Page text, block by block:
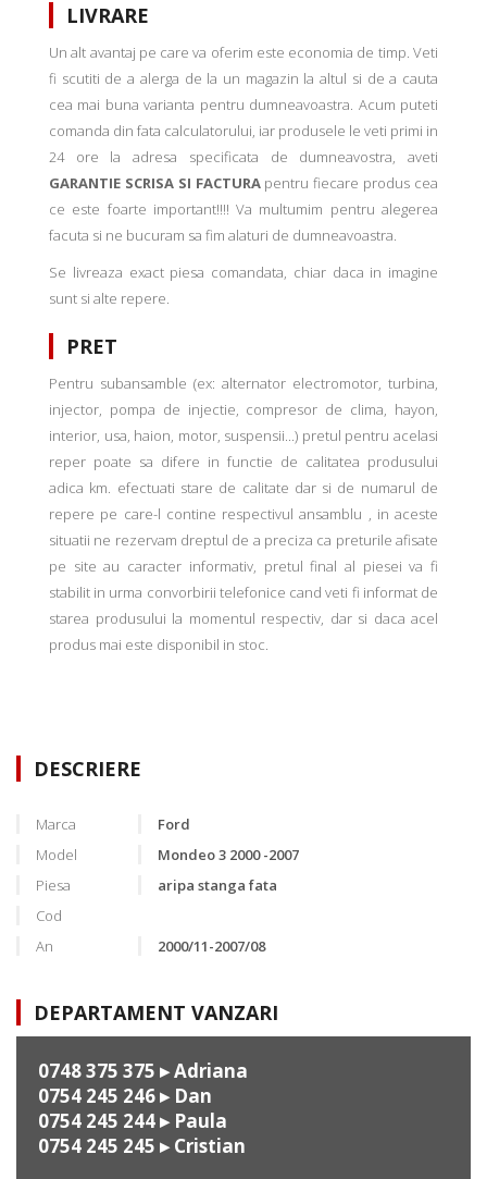
LIVRARE
Un alt avantaj pe care va oferim este economia de timp. Veti
fi scutiti de a alerga de la un magazin la altul si de a cauta
cea mai buna varianta pentru dumneavoastra. Acum puteti
comanda din fata calculatorului, iar produsele le veti primi in
24 ore la adresa specificata de dumneavostra, aveti
GARANTIE SCRISA SI FACTURApentru fiecare produs cea
ce este foarte important!!!! Va multumim pentru alegerea
facuta si ne bucuram sa fim alaturi de dumneavoastra.
Se livreaza exact piesa comandata, chiar daca in imagine
sunt si alte repere.
PRET
Pentru subansamble (ex: alternator electromotor, turbina,
injector, pompa de injectie, compresor de clima, hayon,
interior, usa, haion, motor, suspensii...) pretul pentru acelasi
reper poate sa difere in functie de calitatea produsului
adica km. efectuati stare de calitate dar si de numarul de
repere pe care-l contine respectivul ansamblu , in aceste
situatii ne rezervam dreptul de a preciza ca preturile afisate
pe site au caracter informativ, pretul final al piesei va fi
stabilit in urma convorbirii telefonice cand veti fi informat de
starea produsului la momentul respectiv, dar si daca acel
produs mai este disponibil in stoc.
DESCRIERE
Marca
Ford
Model
Mondeo 3 2000 -2007
Piesa
aripa stanga fata
Cod
An
2000/11-2007/08
DEPARTAMENT VANZARI
0748 375 375 ▸ Adriana
0754 245 246▸ Dan
0754 245 244▸ Paula
0754 245 245 ▸ Cristian